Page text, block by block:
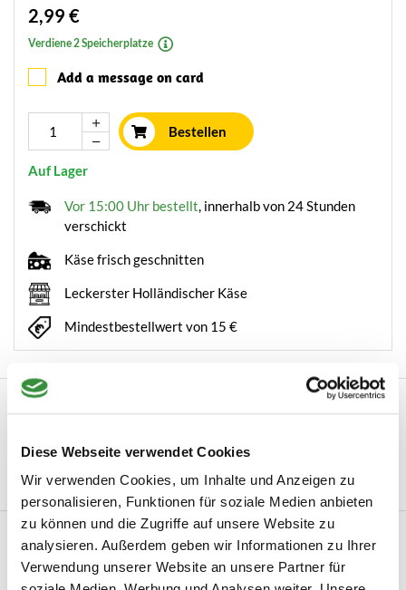
Diese Webseite verwendet Cookies
Wir verwenden Cookies, um Inhalte und Anzeigen zu
personalisieren, Funktionen für soziale Medien anbieten
zu können und die Zugriffe auf unsere Website zu
analysieren. Außerdem geben wir Informationen zu Ihrer
Verwendung unserer Website an unsere Partner für
2,99 €
Verdiene 2 Speicherplatze
Add a message on card
Bestellen
Auf Lager
Vor 15:00 Uhr bestellt, innerhalb von 24 Stunden
verschickt
Käse frisch geschnitten
Leckerster Holländischer Käse
Mindestbestellwert von 15 €
Beschreibung
aan de lekkerste kazen vindt u in ons a...
Mehr lesen
Produktinformation
Artikelnummer 121-002